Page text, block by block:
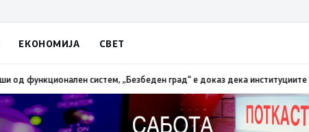
ЕКОНОМИЈА СВЕТ
14 лишени поради безобѕирно возење18:38Петрушевски: